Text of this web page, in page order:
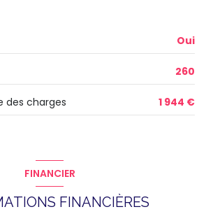
CHATOU - EUROPE
Oui
260
des charges 1 944 €
FINANCIER
FINANCIÈRES